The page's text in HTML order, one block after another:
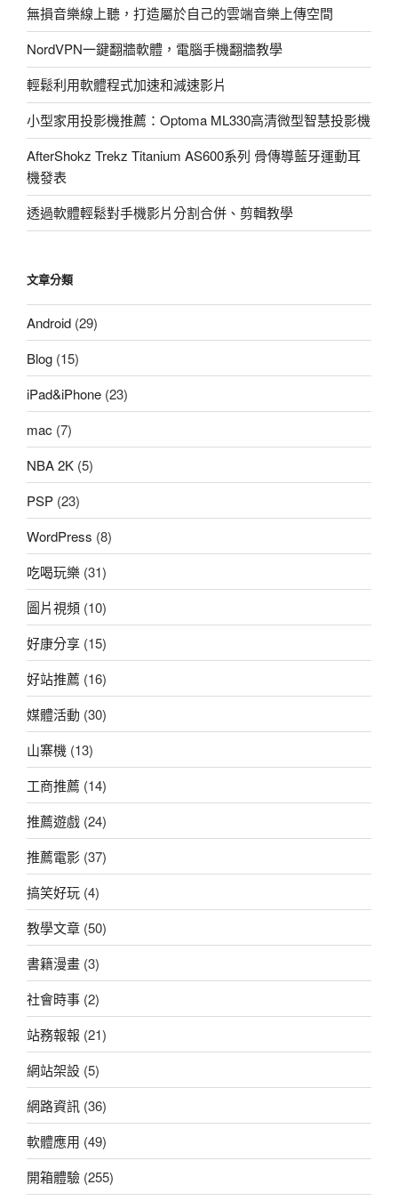
無損音樂線上聽，打造屬於自己的雲端音樂上傳空間
NordVPN一鍵翻牆軟體，電腦手機翻牆教學
輕鬆利用軟體程式加速和減速影片
小型家用投影機推薦：Optoma ML330高清微型智慧投影機
AfterShokz Trekz Titanium AS600系列 骨傳導藍牙運動耳
機發表
透過軟體輕鬆對手機影片分割合併、剪輯教學
文章分類
Android (29)
Blog (15)
iPad&iPhone (23)
mac (7)
NBA 2K (5)
PSP (23)
WordPress (8)
吃喝玩樂 (31)
圖片視頻 (10)
好康分享 (15)
好站推薦 (16)
媒體活動 (30)
山寨機 (13)
工商推薦 (14)
推薦遊戲 (24)
推薦電影 (37)
搞笑好玩 (4)
教學文章 (50)
書籍漫畫 (3)
社會時事 (2)
站務報報 (21)
網站架設 (5)
網路資訊 (36)
軟體應用 (49)
開箱體驗 (255)